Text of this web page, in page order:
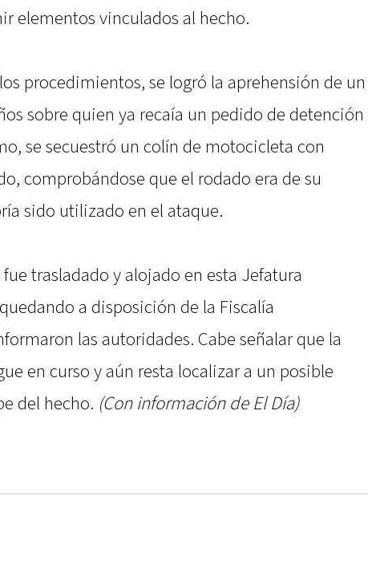
elementos vinculados al hecho.
procedimientos, se logró la aprehensión de un
sobre quien ya recaía un pedido de detención
se secuestró un colín de motocicleta con
comprobándose que el rodado era de su
sido utilizado en el ataque.
trasladado y alojado en esta Jefatura
a disposición de la Fiscalía
las autoridades. Cabe señalar que la
en curso y aún resta localizar a un posible
del hecho. (Con información de El Día)